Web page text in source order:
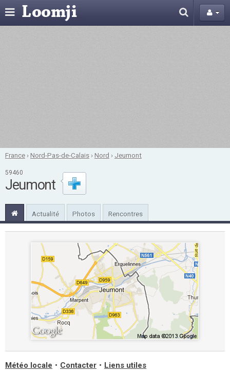
France ›Nord-Pas-de-Calais ›Nord › Jeumont
59460
Jeumont
Actualité Photos Rencontres
Météo locale • Contacter • Liens utiles